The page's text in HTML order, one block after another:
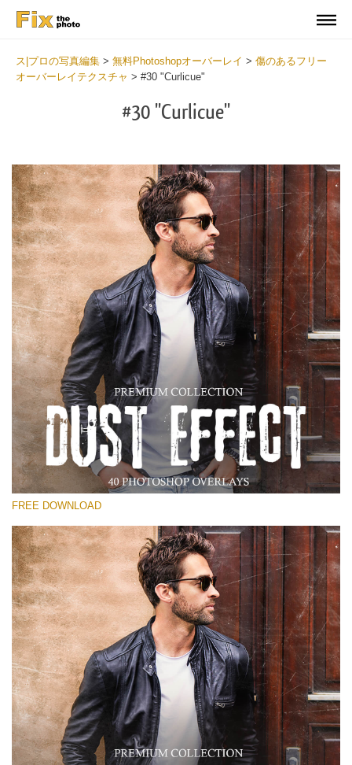
ス|プロの写真編集 > 無料Photoshopオーバーレイ > 傷のあるフリー
オーバーレイテクスチャ > #30 "Curlicue"
#30 "Curlicue"
選んでください
Free Photoshop Overlay
Small 800*533px
Dust Effect
(40 Overlays)
Entire Collection
(1783 Overlays)
Large 6000*4000px
無料ダウンロード
FREE DOWNLOAD